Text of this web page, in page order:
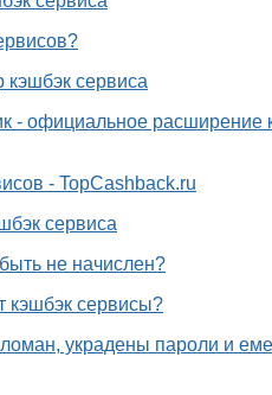
кэшбэк сервиса
- официальное расширение
- TopCashback.ru
сервиса
не начислен?
кэшбэк сервисы?
украдены пароли и